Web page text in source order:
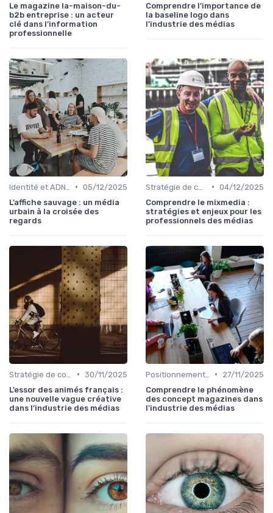
Le magazine la-maison-du-
b2b entreprise : un acteur
clé dans l’information
professionnelle
Comprendre l’importance de
la baseline logo dans
l’industrie des médias
• 05/12/2025
L’affiche sauvage : un média
urbain à la croisée des
regards
• 04/12/2025
Comprendre le mixmedia :
stratégies et enjeux pour les
professionnels des médias
• 30/11/2025
L’essor des animés français :
une nouvelle vague créative
dans l’industrie des médias
•
27/11/2025
Comprendre le phénomène
des concept magazines dans
l’industrie des médias